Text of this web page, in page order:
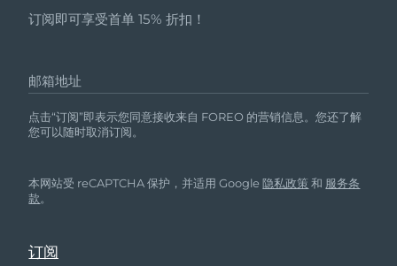
订阅即可享受首单 15% 折扣！
邮箱地址
点击“订阅”即表示您同意接收来自 FOREO 的营销信息。您还了解
您可以随时取消订阅。
本网站受 reCAPTCHA 保护，并适用 Google隐私政策 和 服务条
款。